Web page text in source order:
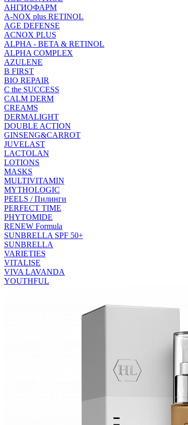
АНГИОФАРМ
A-NOX plus RETINOL
AGE DEFENSE
ACNOX PLUS
ALPHA - BETA & RETINOL
ALPHA COMPLEX
AZULENE
B FIRST
BIO REPAIR
C the SUCCESS
CALM DERM
CREAMS
DERMALIGHT
DOUBLE ACTION
GINSENG&CARROT
JUVELAST
LACTOLAN
LOTIONS
MASKS
MULTIVITAMIN
MYTHOLOGIC
PEELS / Пилинги
PERFECT TIME
PHYTOMIDE
RENEW Formula
SUNBRELLA SPF 50+
SUNBRELLA
VARIETIES
VITALISE
VIVA LAVANDA
YOUTHFUL